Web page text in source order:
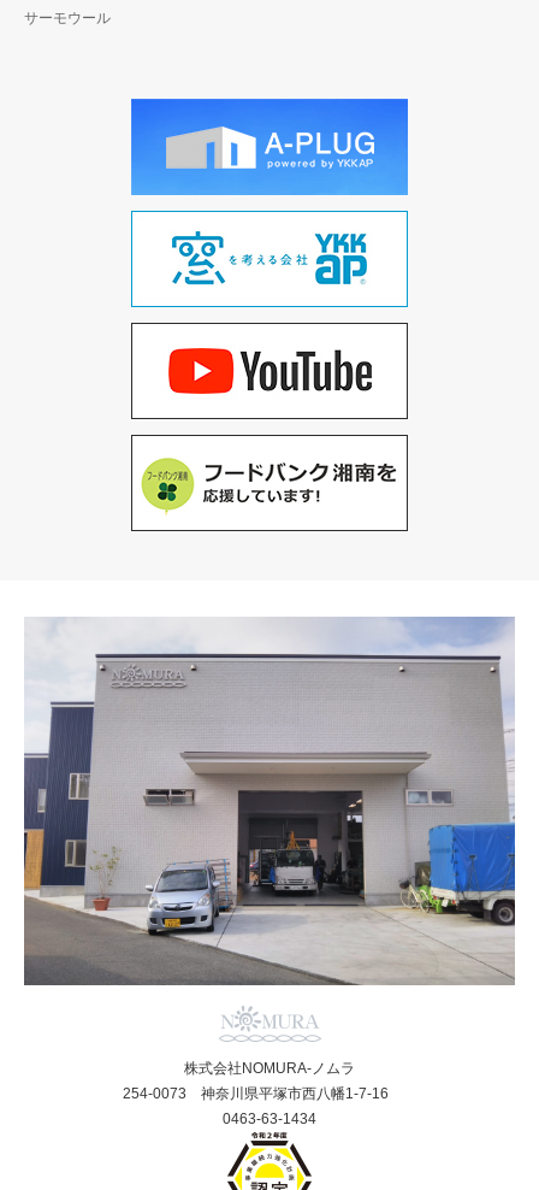
サーモウール
株式会社NOMURA-ノムラ
254-0073 神奈川県平塚市西八幡1-7-16
0463-63-1434